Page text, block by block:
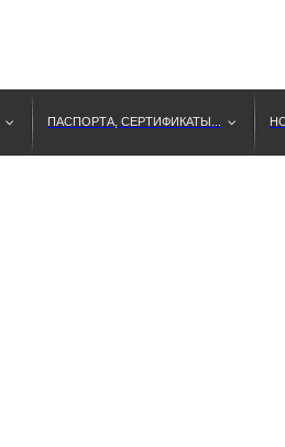
ПАСПОРТА, СЕРТИФИКАТЫ...